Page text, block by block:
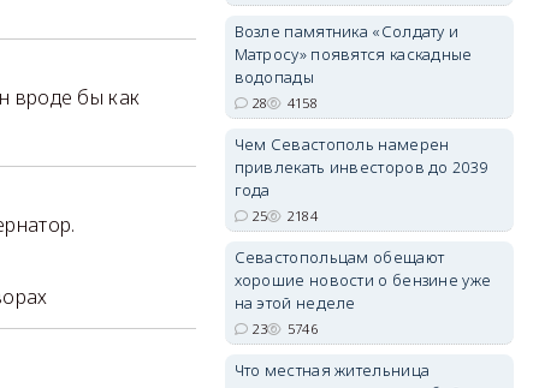
вроде бы как
Возле памятника «Солдату и
Матросу» появятся каскадные
водопады
28 4158
Чем Севастополь намерен
привлекать инвесторов до 2039
года
25 2184
Севастопольцам обещают
хорошие новости о бензине уже
на этой неделе
23 5746
Что местная жительница